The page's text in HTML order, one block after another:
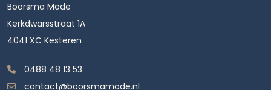
Boorsma Mode
Kerkdwarsstraat 1A
4041 XC Kesteren
0488 48 13 53
contact@boorsmamode.nl